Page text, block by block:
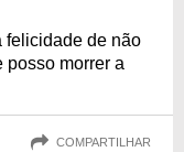
felicidade de não
posso morrer a
COMPARTILHAR